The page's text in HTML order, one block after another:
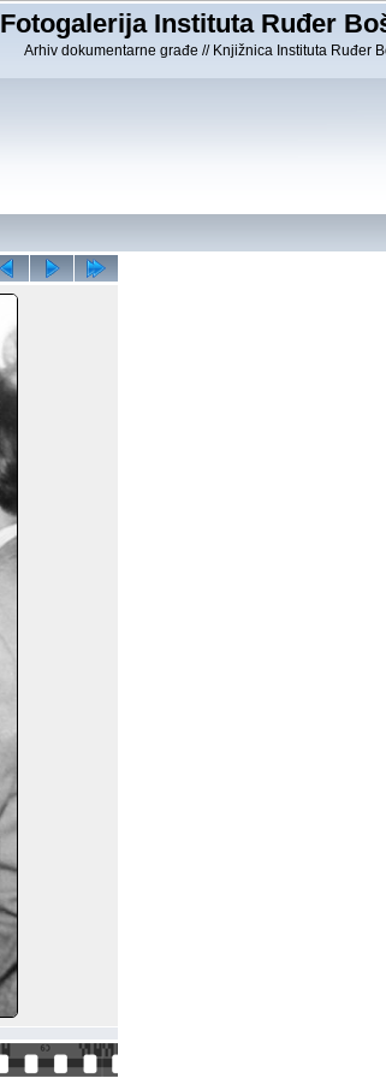
Fotogalerija Instituta Ruđer
Arhiv dokumentarne građe // Knjižnica Instituta Ruđer